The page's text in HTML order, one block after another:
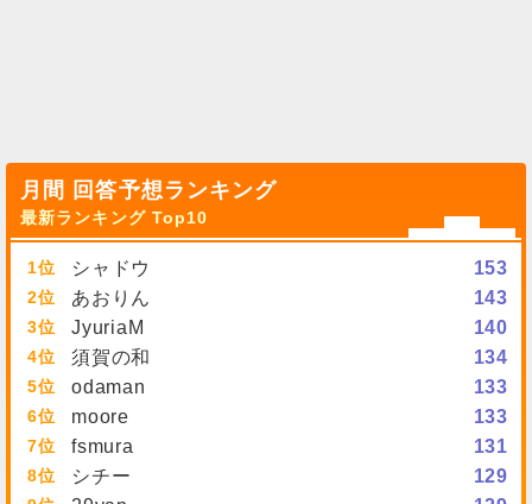
月間 回答予想ランキング
最新ランキング Top10
1 シャドウ 153
2 あおりん 143
3 JyuriaM 140
4 須賀の和 134
5 odaman 133
6 moore 133
7 fsmura 131
8 シチー 129